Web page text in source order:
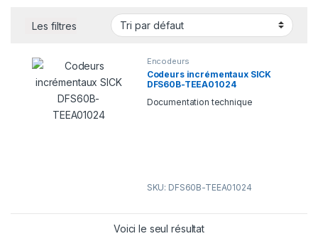
Les filtres
Encodeurs
Codeurs incrémentaux SICK
DFS60B-TEEA01024
Documentation technique
SKU: DFS60B-TEEA01024
Voici le seul résultat